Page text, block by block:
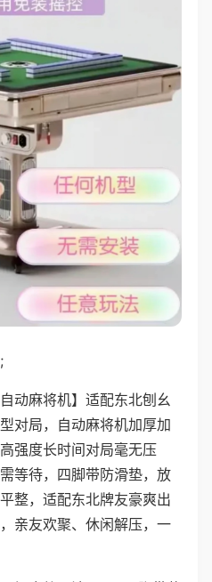
动麻将机】适配东北刨幺
对局，自动麻将机加厚加
强度长时间对局毫无压
等待，四脚带防滑垫，放
整，适配东北牌友豪爽出
亲友欢聚、休闲解压，一